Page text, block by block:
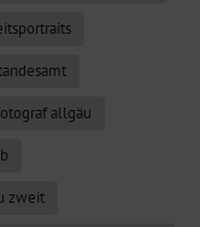
allgäu
zweit